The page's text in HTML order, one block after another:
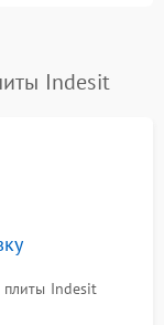
Indesit
плиты Indesit